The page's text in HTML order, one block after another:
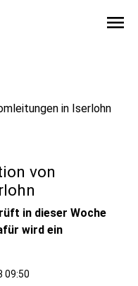
menu
von
in dieser Woche
wird ein
09:50